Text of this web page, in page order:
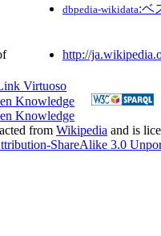
dbpedia-wikidata:ベ
http://
from Wikipedia and is
ShareAlike 3.0